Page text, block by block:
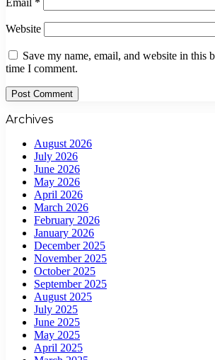
Email *
Website
Save my name, email, and website in this
time I comment.
Archives
August 2026
July 2026
June 2026
May 2026
April 2026
March 2026
February 2026
January 2026
December 2025
November 2025
October 2025
September 2025
August 2025
July 2025
June 2025
May 2025
April 2025